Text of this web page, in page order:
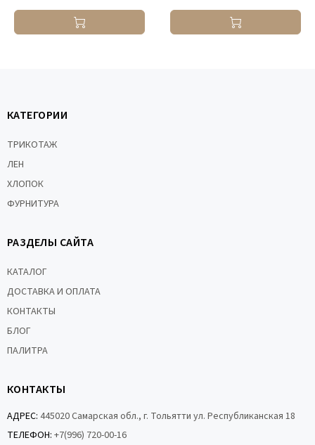
КАТЕГОРИИ
ТРИКОТАЖ
ЛЕН
ХЛОПОК
ФУРНИТУРА
РАЗДЕЛЫ САЙТА
КАТАЛОГ
ДОСТАВКА И ОПЛАТА
КОНТАКТЫ
БЛОГ
ПАЛИТРА
КОНТАКТЫ
АДРЕС: 445020 Самарская обл., г. Тольятти ул. Республиканская 18
ТЕЛЕФОН: +7(996) 720-00-16